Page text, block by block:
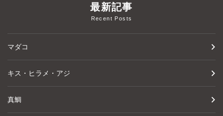
最新記事
Recent Posts
マダコ
キス・ヒラメ・アジ
真鯛